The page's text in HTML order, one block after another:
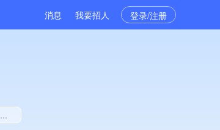
消息 我要招人 登录/注册